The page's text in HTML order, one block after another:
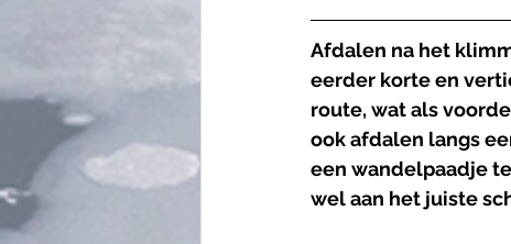
Afdalen na het
eerder korte en
route, wat als
ook afdalen langs
een wandelpaadje
wel aan het juiste